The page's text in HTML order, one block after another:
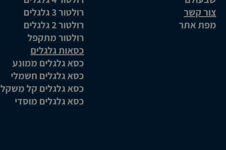
צור קשר
מפת אתר
רולטור 3 גלגלים
רולטור 2 גלגלים
רולטור מתקפל
כסאות גלגלים
כסא גלגלים ממונע
כסא גלגלים חשמלי
כסא גלגלים קל משקל
כסא גלגלים מוסדי